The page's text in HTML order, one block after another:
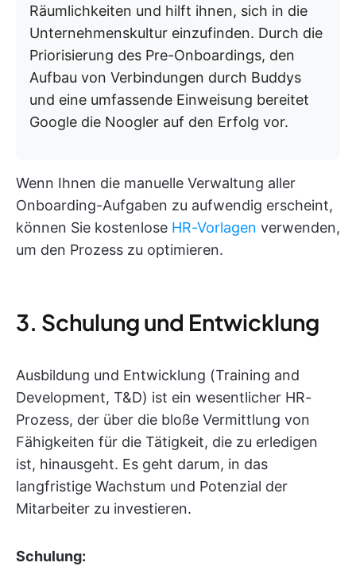
Räumlichkeiten und hilft ihnen, sich in die
Unternehmenskultur einzufinden. Durch die
Priorisierung des Pre-Onboardings, den
Aufbau von Verbindungen durch Buddys
und eine umfassende Einweisung bereitet
Google die Noogler auf den Erfolg vor.
Wenn Ihnen die manuelle Verwaltung aller
Onboarding-Aufgaben zu aufwendig erscheint,
können Sie kostenlose HR-Vorlagen verwenden,
um den Prozess zu optimieren.
3. Schulung und Entwicklung
Ausbildung und Entwicklung (Training and
Development, T&D) ist ein wesentlicher HR-
Prozess, der über die bloße Vermittlung von
Fähigkeiten für die Tätigkeit, die zu erledigen
ist, hinausgeht. Es geht darum, in das
langfristige Wachstum und Potenzial der
Mitarbeiter zu investieren.
Schulung: